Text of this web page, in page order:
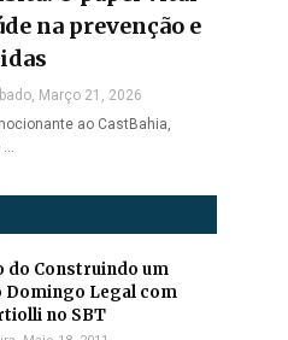
na prevenção e
Março 21, 2026
ao CastBahia,
…
do Construindo um
Domingo Legal com
no SBT